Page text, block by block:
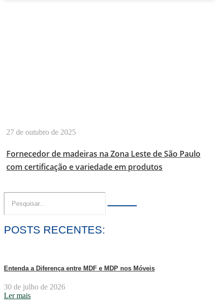
27 de outubro de 2025
Fornecedor de madeiras na Zona Leste de São Paulo
com certificação e variedade em produtos
POSTS RECENTES:
Entenda a Diferença entre MDF e MDP nos Móveis
30 de julho de 2026
Ler mais